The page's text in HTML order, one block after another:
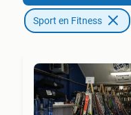
Sport en Fitness